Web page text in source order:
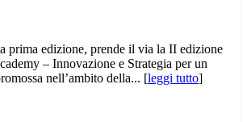
prima edizione, prende il via la II edizione
– Innovazione e Strategia per un
nell’ambito della... [leggi tutto]